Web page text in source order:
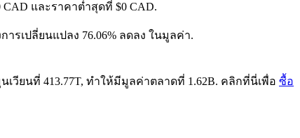
และราคาต่ำสุดที่ $0 CAD.
ารเปลี่ยนแปลง 76.06% ลดลง ในมูลค่า.
วียนที่ 413.77T, ทำให้มีมูลค่าตลาดที่ 1.62B. คลิกที่นี่เพื่อ ซื้อ